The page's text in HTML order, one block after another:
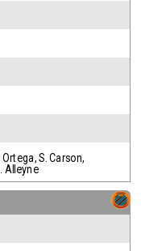
Ortega,S. Carson,
Alleyne